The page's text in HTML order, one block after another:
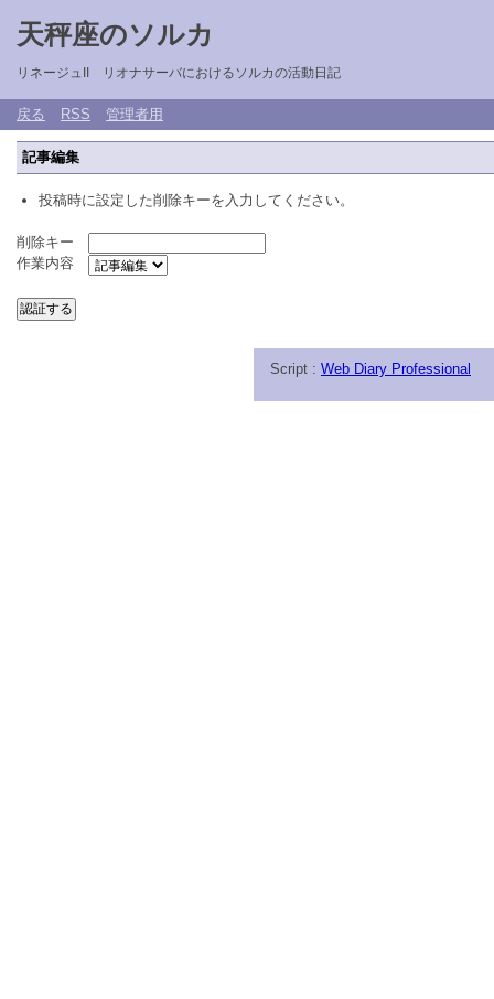
天秤座のソルカ
リネージュII リオナサーバにおけるソルカの活動日記
戻る RSS 管理者用
記事編集
投稿時に設定した削除キーを入力してください。
削除キー
作業内容
Script : Web Diary Professional